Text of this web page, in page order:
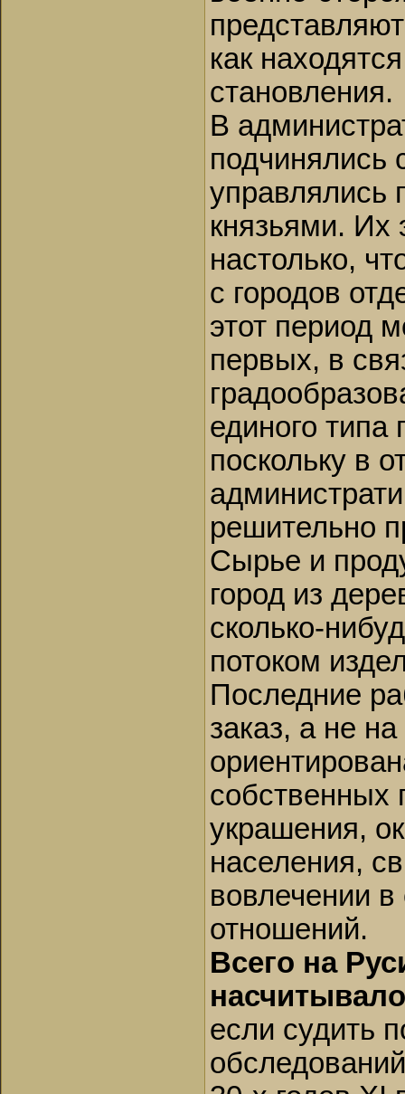
как
становления.
В
подчинялись
управлялись
князьями. Их
настолько,
с городов
этот период
первых, в
единого типа
поскольку в
решительно
Сырье и
город из
сколько-
потоком
Последние
заказ, а не
собственных
украшения,
населения,
вовлечении
отношений.
Всего на
если судить